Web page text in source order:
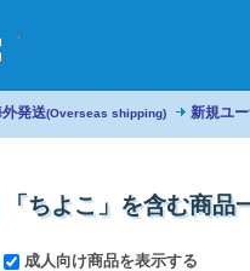
発送(Overseas shipping) 新規ユ
「ちよこ」を含む商品
成人向け商品を表示する